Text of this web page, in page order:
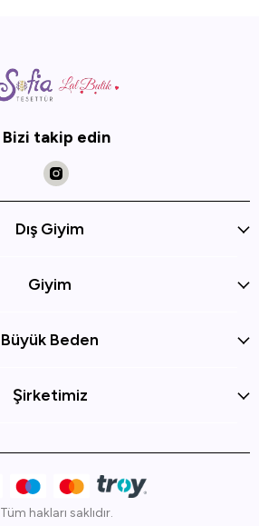
Bizi takip edin
Dış Giyim
Giyim
Büyük Beden
Şirketimiz
Tüm hakları saklıdır.